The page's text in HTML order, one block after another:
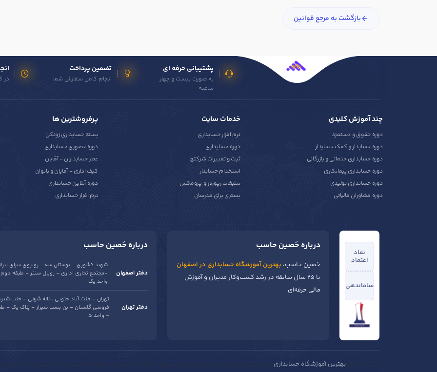
بازگشت به مرجع قوانین
پشتیبانی حرفه ای
به صورت بیست و چهار
ساعته
تضمین پرداخت
انجام کامل سفارش شما در
چند آموزش کلیدی
دوره حقوق و دستمزد
دوره حسابدار و کمک حسابدار
دوره حسابداری خدماتی و بازرگانی
دوره حسابداری پیمانکاری
دوره حسابداری تولیدی
دوره مشاوران مالیاتی
خدمات سایت
نرم افزار حسابداری
دوره حسابداری
ثبت و تغییرات شرکتها
استخدام حسابدار
تبلیغات رپورتاژ و پرومکس
بستری برای مدرسان
پرفروشترین ها
بسته حسابداری زونکن
دوره حضوری حسابداری
عطر حسابداران - آقایان
کیف اداری - آقایان و بانوان
دوره آنلاین حسابداری
نرم افزار حسابداری
نماد
اعتماد
ساماندهی
درباره حَصین حاسب
حَصین حاسب،بهترین آموزشگاه حسابداری در اصفهان
با ۲۵ سال سابقه در رشد کسب‌وکار مدیران و آموزش
مالی حرفه‌ای
درباره حَصین حاسب
دفتر اصفهان
شهید کشوری – بوستان سه – روبروی سرای
-مجتمع تجاری اداری – رویال سنتر – طبقه
واحد یک
دفتر تهران
تهران – جنت آباد جنوبی -لاله شرقی – جنب
– واحد 5
بهترین آموزشگاه حسابداری